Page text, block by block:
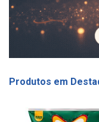
Produtos em